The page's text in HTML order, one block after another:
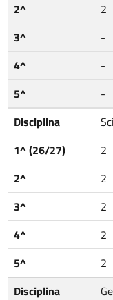
2^
2
3^
-
4^
-
5^
-
Disciplina
1^ (26/27)
2
2^
2
3^
2
4^
2
5^
2
Disciplina